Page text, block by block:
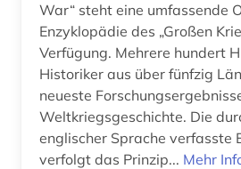
behörden (1)
belgien (7)
belletristik (1)
belzyze (1)
War“ steht eine umfassende
Enzyklopädie des „Großen
Verfügung. Mehrere hundert
Historiker aus über fünfzig
neueste
Weltkriegsgeschichte. Die
englischer Sprache verfasste
verfolgt das Prinzip... Mehr